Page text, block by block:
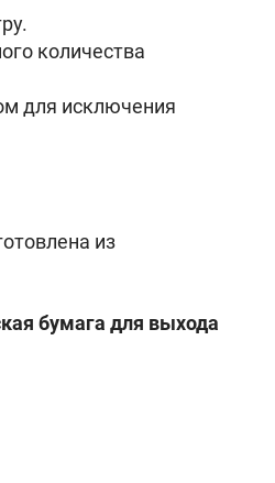
количества
для исключения
из
бумага для выхода